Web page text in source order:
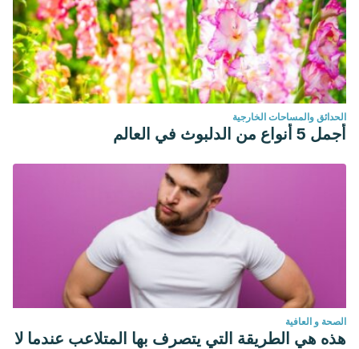
الحدائق والمساحات الخارجية
أجمل 5 أنواع من الدلبوث في العالم
الصحة و العافية
هذه هي الطريقة التي يتصرف بها المتلاعب عندما لا